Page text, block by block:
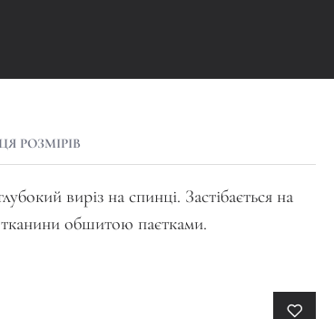
РОЗМІРІВ
виріз на спинці. Застібається на
тканини обшитою паєтками.